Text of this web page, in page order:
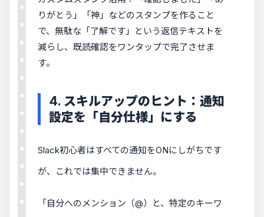
りがとう」「神」などのスタンプを作ること
で、無駄な「了解です」という返信テキストを
減らし、既読確認をワンタップで完了させま
す。
4. スキルアップのヒント：通知
設定を「自分仕様」にする
Slack初心者はすべての通知をONにしがちです
が、これでは集中できません。
「自分へのメンション（@）と、特定のキーワ